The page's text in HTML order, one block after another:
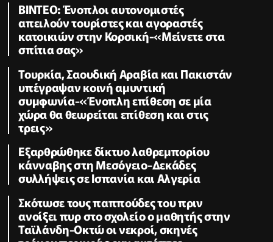
ΒΙΝΤΕΟ: Ένοπλοι αυτονομιστές
απειλούν τουρίστες και αγοραστές
κατοικιών στην Κορσική-«Μείνετε στα
σπίτια σας»
Τουρκία, Σαουδική Αραβία και Πακιστάν
υπέγραψαν κοινή αμυντική
συμφωνία-«Ένοπλη επίθεση σε μία
χώρα θα θεωρείται επίθεση και στις
τρεις»
Εξαρθρώθηκε δίκτυο λαθρεμπορίου
κάνναβης στη Μεσόγειο-Δεκάδες
συλλήψεις σε Ισπανία και Αλγερία
Σκότωσε τους παππούδες του πριν
ανοίξει πυρ στο σχολείο ο μαθητής στην
Ταϊλάνδη-Οκτώ οι νεκροί, σκηνές